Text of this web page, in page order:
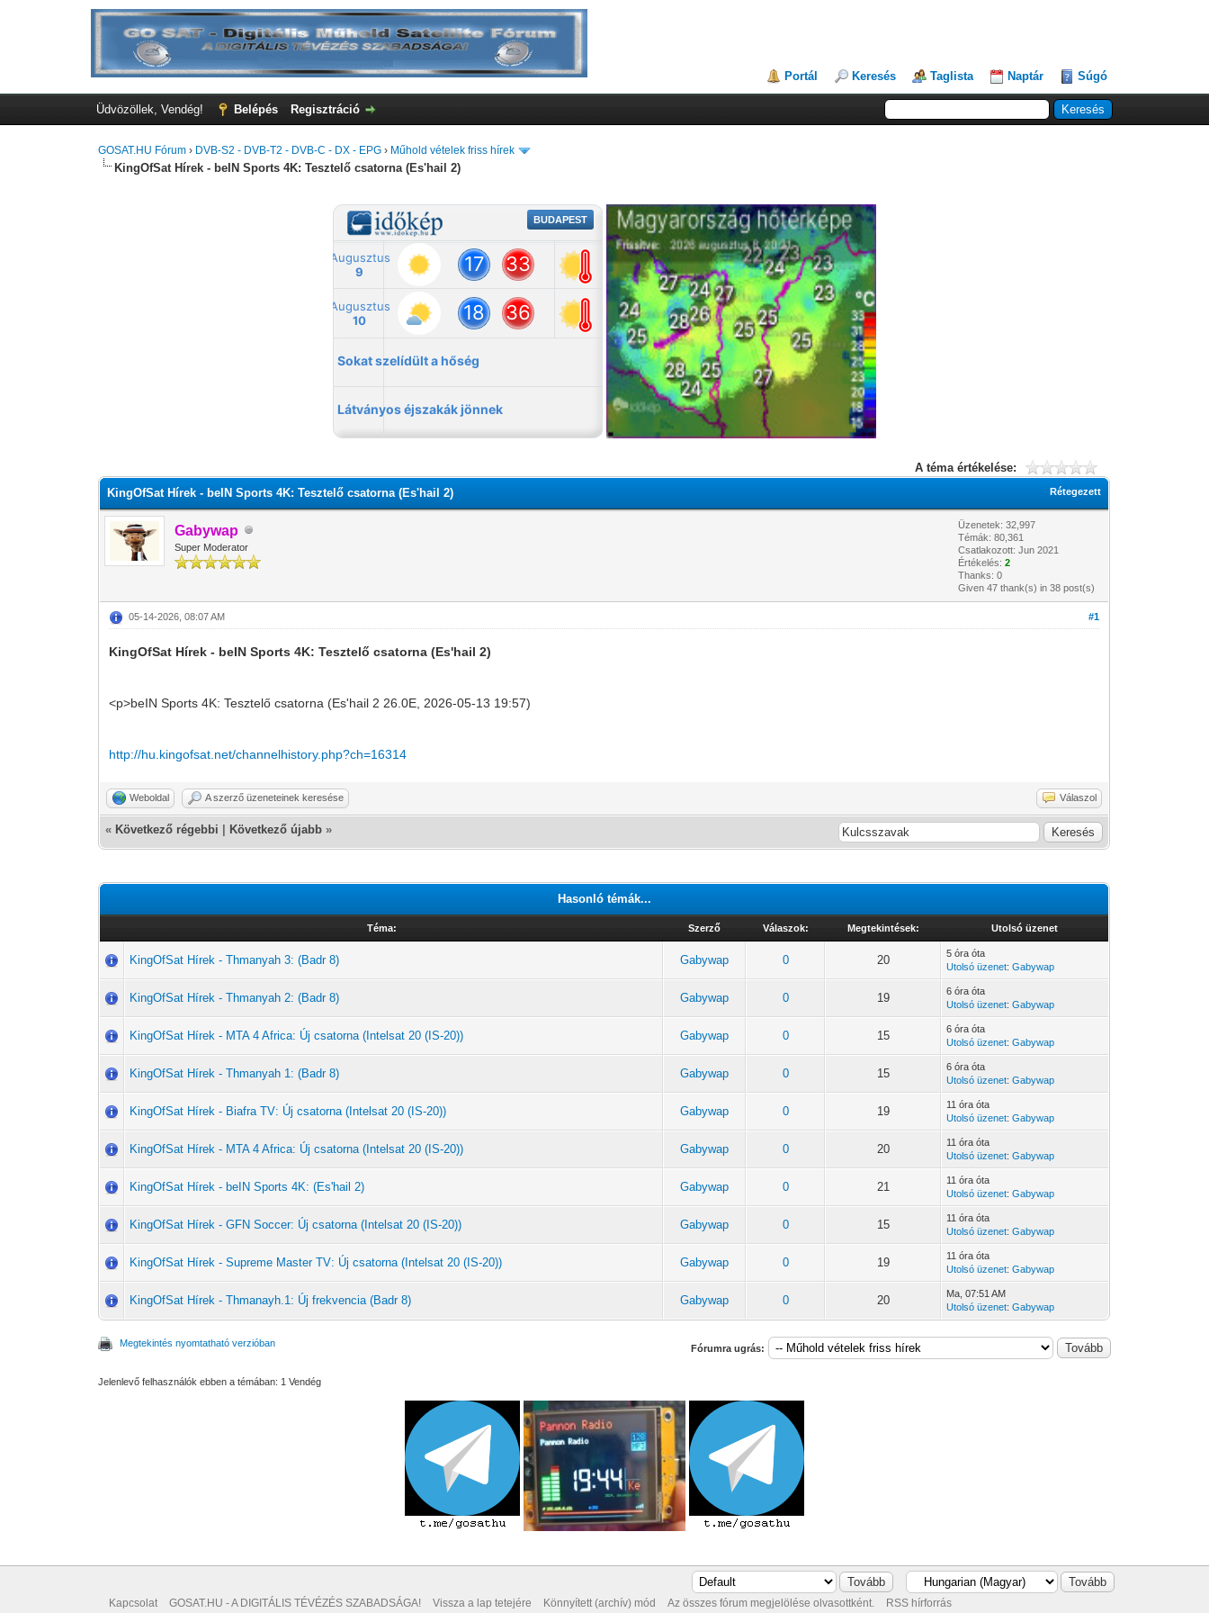
Portál Keresés Taglista Naptár Súgó
Üdvözöllek, Vendég! Belépés Regisztráció
GOSAT.HU Fórum › DVB-S2 - DVB-T2 - DVB-C - DX - EPG › Műhold vételek friss hírek
KingOfSat Hírek - beIN Sports 4K: Tesztelő csatorna (Es'hail 2)
A téma értékelése:
Rétegezett
KingOfSat Hírek - beIN Sports 4K: Tesztelő csatorna (Es'hail 2)
Gabywap
Super Moderator
Üzenetek: 32,997
Témák: 80,361
Csatlakozott: Jun 2021
Értékelés:2
Thanks: 0
Given 47 thank(s) in 38 post(s)
#1
05-14-2026, 08:07 AM
KingOfSat Hírek - beIN Sports 4K: Tesztelő csatorna (Es'hail 2)
<p>beIN Sports 4K: Tesztelő csatorna (Es'hail 2 26.0E, 2026-05-13 19:57)
http://hu.kingofsat.net/channelhistory.php?ch=16314
Weboldal A szerző üzeneteinek keresése Válaszol
« Következő régebbi Következő újabb »
Hasonló témák...
Téma: Szerző Válaszok: Megtekintések: Utolsó üzenet
KingOfSat Hírek - Thmanyah 3: (Badr 8) Gabywap 0 20
5 óra óta
Utolsó üzenet:Gabywap
KingOfSat Hírek - Thmanyah 2: (Badr 8) Gabywap 0 19
6 óra óta
Utolsó üzenet:Gabywap
KingOfSat Hírek - MTA 4 Africa: Új csatorna (Intelsat 20 (IS-20)) Gabywap 0 15
6 óra óta
Utolsó üzenet:Gabywap
KingOfSat Hírek - Thmanyah 1: (Badr 8) Gabywap 0 15
6 óra óta
Utolsó üzenet:Gabywap
KingOfSat Hírek - Biafra TV: Új csatorna (Intelsat 20 (IS-20)) Gabywap 0 19
11 óra óta
Utolsó üzenet:Gabywap
KingOfSat Hírek - MTA 4 Africa: Új csatorna (Intelsat 20 (IS-20)) Gabywap 0 20
11 óra óta
Utolsó üzenet:Gabywap
KingOfSat Hírek - beIN Sports 4K: (Es'hail 2) Gabywap 0 21
11 óra óta
Utolsó üzenet:Gabywap
KingOfSat Hírek - GFN Soccer: Új csatorna (Intelsat 20 (IS-20)) Gabywap 0 15
11 óra óta
Utolsó üzenet:Gabywap
KingOfSat Hírek - Supreme Master TV: Új csatorna (Intelsat 20 (IS-20)) Gabywap 0 19
11 óra óta
Utolsó üzenet:Gabywap
KingOfSat Hírek - Thmanayh.1: Új frekvencia (Badr 8) Gabywap 0 20 Ma , 07:51 AM
Utolsó üzenet:Gabywap
Megtekintés nyomtatható verzióban Fórumra ugrás:
Jelenlevő felhasználók ebben a témában: 1 Vendég
Kapcsolat GOSAT.HU - A DIGITÁLIS TÉVÉZÉS SZABADSÁGA! Vissza a lap tetejére Könnyített (archív) mód Az összes fórum megjelölése olvasottként. RSS hírforrás